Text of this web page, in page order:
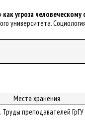
угроза
университета.
Места хранения
Труды преподавателей ГрГУ